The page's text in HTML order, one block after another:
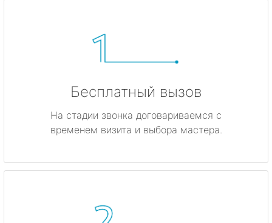
Бесплатный вызов
На стадии звонка договариваемся с
временем визита и выбора мастера.